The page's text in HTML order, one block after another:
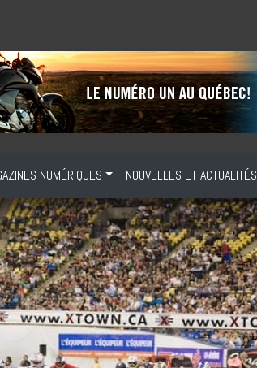
NUMÉRIQUES NOUVELLES ET ACTUALITÉS